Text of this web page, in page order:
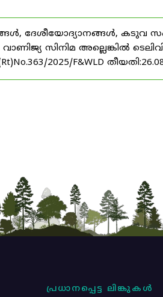
ദേശീയോദ്യാനങ്ങൾ, കടുവ
സിനിമ അല്ലെങ്കിൽ
2025/F&WLD
പ്രധാനപ്പെട്ട ലിങ്കുകൾ